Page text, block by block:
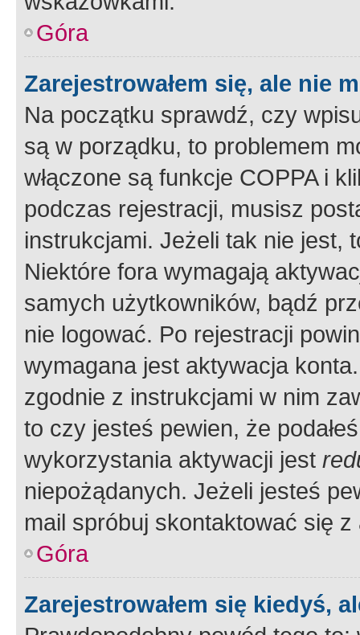
Góra
Zarejestrowałem się, ale nie
Na początku sprawdź, czy
są w porządku, to problemem
włączone są funkcje COPPA i
podczas rejestracji, musisz
instrukcjami. Jeżeli tak nie jest,
Niektóre fora wymagają
samych użytkowników, bądź
nie logować. Po rejestracji
wymagana jest aktywacja
zgodnie z instrukcjami w nim
to czy jesteś pewien, że
wykorzystania aktywacji jest
niepożądanych. Jeżeli jesteś
mail spróbuj skontaktować się
Góra
Zarejestrowałem się kiedyś,